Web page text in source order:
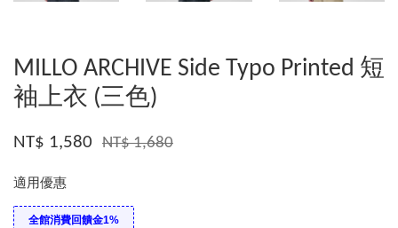
MILLO ARCHIVE Side Typo Printed 短
袖上衣 (三色)
NT$ 1,580 NT$ 1,680
適用優惠
全館消費回饋金1%